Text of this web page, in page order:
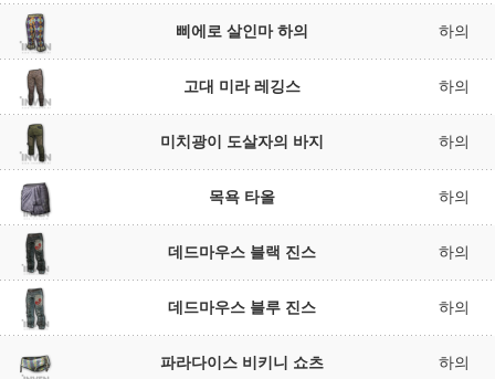
삐에로 살인마 하의 하의
고대 미라 레깅스 하의
미치광이 도살자의 바지 하의
목욕 타올 하의
데드마우스 블랙 진스 하의
데드마우스 블루 진스 하의
파라다이스 비키니 쇼츠 하의